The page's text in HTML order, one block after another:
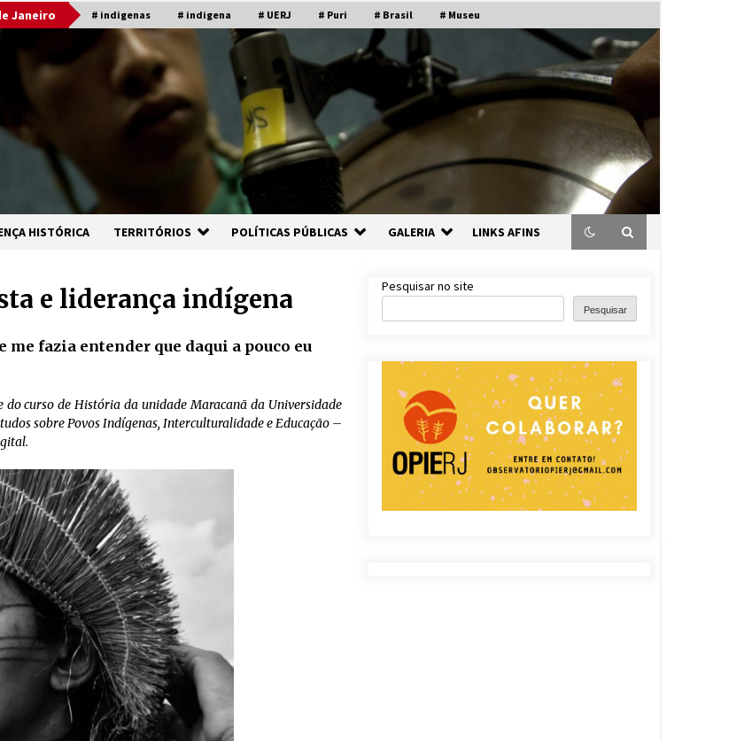
Janeiro # indigenas # indigena # UERJ # Puri # Brasil # Museu
HISTÓRICA TERRITÓRIOS POLÍTICAS PÚBLICAS GALERIA LINKS AFINS
e liderança indígena
fazia entender que daqui a pouco eu
curso de História da unidade Maracanã da Universidade
sobre Povos Indígenas, Interculturalidade e Educação –
Pesquisar no site
Pesquisar